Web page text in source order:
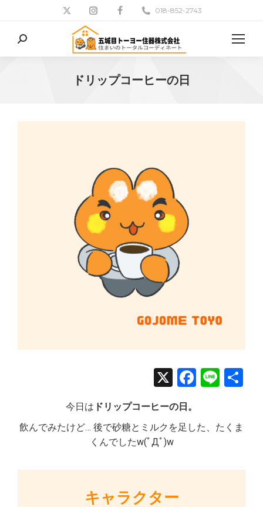
018-852-2743
検
索:
ドリップコーヒーの日
X Line
今日は ドリップコーヒーの日。
飲んでみたけど… 後で砂糖とミルクを足した、たくま
くんでしたw(ﾟДﾟ)w
キャラクター